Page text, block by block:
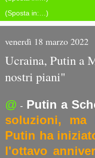
venerdì 18 marzo 2022
Ucraina, Putin a
nostri piani"
@ - Putin a
soluzioni, ma
Putin ha
l'ottavo